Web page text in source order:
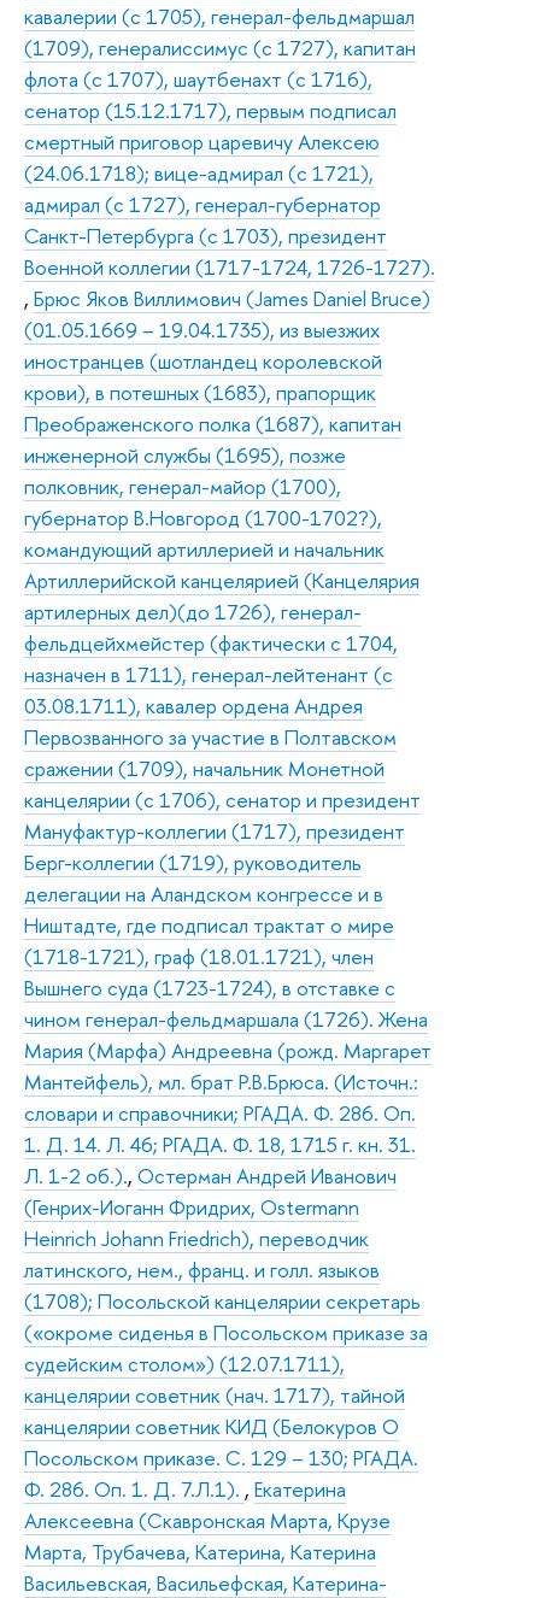
кавалерии (с 1705), генерал-фельдмаршал
(1709), генералиссимус (с 1727), капитан
флота (с 1707), шаутбенахт (с 1716),
сенатор (15.12.1717), первым подписал
смертный приговор царевичу Алексею
(24.06.1718); вице-адмирал (с 1721),
адмирал (с 1727), генерал-губернатор
Санкт-Петербурга (с 1703), президент
Военной коллегии (1717-1724, 1726-1727).
, Брюс Яков Виллимович (James Daniel Bruce)
(01.05.1669 – 19.04.1735), из выезжих
иностранцев (шотландец королевской
крови), в потешных (1683), прапорщик
Преображенского полка (1687), капитан
инженерной службы (1695), позже
полковник, генерал-майор (1700),
губернатор В.Новгород (1700-1702?),
командующий артиллерией и начальник
Артиллерийской канцелярией (Канцелярия
артилерных дел)(до 1726), генерал-
фельдцейхмейстер (фактически с 1704,
назначен в 1711), генерал-лейтенант (с
03.08.1711), кавалер ордена Андрея
Первозванного за участие в Полтавском
сражении (1709), начальник Монетной
канцелярии (с 1706), сенатор и президент
Мануфактур-коллегии (1717), президент
Берг-коллегии (1719), руководитель
делегации на Аландском конгрессе и в
Ништадте, где подписал трактат о мире
(1718-1721), граф (18.01.1721), член
Вышнего суда (1723-1724), в отставке с
чином генерал-фельдмаршала (1726). Жена
Мария (Марфа) Андреевна (рожд. Маргарет
Мантейфель), мл. брат Р.В.Брюса. (Источн.:
словари и справочники; РГАДА. Ф. 286. Оп.
1. Д. 14. Л. 46; РГАДА. Ф. 18, 1715 г. кн. 31.
Л. 1-2 об.)., Остерман Андрей Иванович
(Генрих-Иоганн Фридрих, Ostermann
Heinrich Johann Friedrich), переводчик
латинского, нем., франц. и голл. языков
(1708); Посольской канцелярии секретарь
(«окроме сиденья в Посольском приказе за
судейским столом») (12.07.1711),
канцелярии советник (нач. 1717), тайной
канцелярии советник КИД (Белокуров О
Посольском приказе. С. 129 – 130; РГАДА.
Ф. 286. Оп. 1. Д. 7.Л.1). , Екатерина
Алексеевна (Скавронская Марта, Крузе
Марта, Трубачева, Катерина, Катерина
Васильевская, Васильефская, Катерина-